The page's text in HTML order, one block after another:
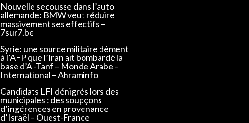
Nouvelle secousse dans l’auto
allemande: BMW veut réduire
massivement ses effectifs –
7sur7.be
Syrie: une source militaire dément
à l’AFP que l’Iran ait bombardé la
base d’Al-Tanf – Monde Arabe –
International – Ahraminfo
Candidats LFI dénigrés lors des
municipales : des soupçons
d’ingérences en provenance
d’Israël – Ouest-France